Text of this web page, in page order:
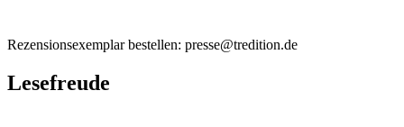
Rezensionsexemplar bestellen: presse@tredition.de
Lesefreude